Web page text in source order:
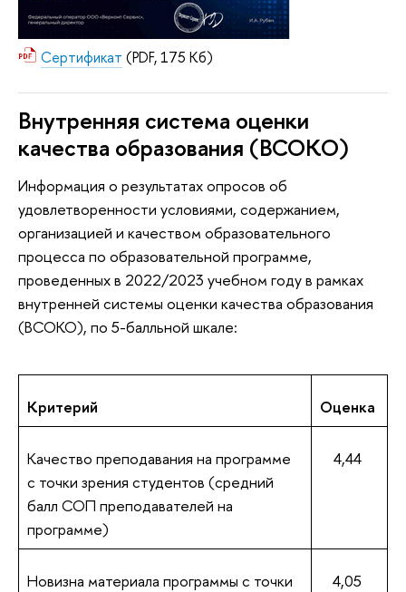
Сертификат (PDF, 175 Кб)
Внутренняя система оценки
качества образования (ВСОКО)
Информация о результатах опросов об
удовлетворенности условиями, содержанием,
организацией и качеством образовательного
процесса по образовательной программе,
проведенных в 2022/2023 учебном году в рамках
внутренней системы оценки качества образования
(ВСОКО), по 5-балльной шкале:
Критерий Оценка
Качество преподавания на программе
с точки зрения студентов (средний
балл СОП преподавателей на
программе)
4,44
Новизна материала программы с точки
4,05